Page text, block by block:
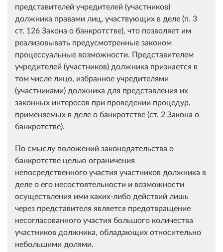
представителей учредителей (участников)
должника правами лиц, участвующих в деле (п. 3
ст. 126 Закона о банкротстве), что позволяет им
реализовывать предусмотренные законом
процессуальные возможности. Представителем
учредителей (участников) должника признается в
том числе лицо, избранное учредителями
(участниками) должника для представления их
законных интересов при проведении процедур,
применяемых в деле о банкротстве (ст. 2 Закона о
банкротстве).
По смыслу положений законодательства о
банкротстве целью ограничения
непосредственного участия участников должника в
деле о его несостоятельности и возможности
осуществления ими каких-либо действий лишь
через представителя является предотвращение
несогласованного участия большого количества
участников должника, обладающих относительно
небольшими долями.